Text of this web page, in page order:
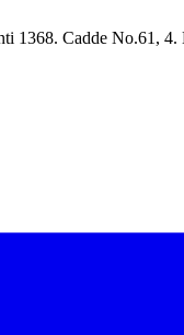
1368. Cadde No.61,